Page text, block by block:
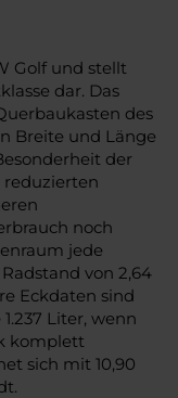
Golf und stellt
dar. Das
des
Breite und Länge
der
reduzierten
noch
jede
von 2,64
Eckdaten sind
Liter, wenn
komplett
sich mit 10,90